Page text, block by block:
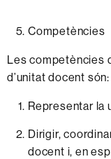
Competències
Lescompetències
d’unitat docent són:
Representar la
Dirigir,
docent i, en